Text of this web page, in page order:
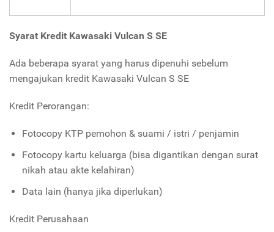
Syarat Kredit Kawasaki Vulcan S SE
Ada beberapa syarat yang harus dipenuhi sebelum
mengajukan kredit Kawasaki Vulcan S SE
Kredit Perorangan:
Fotocopy KTP pemohon & suami / istri / penjamin
Fotocopy kartu keluarga (bisa digantikan dengan surat
nikah atau akte kelahiran)
Data lain (hanya jika diperlukan)
Kredit Perusahaan